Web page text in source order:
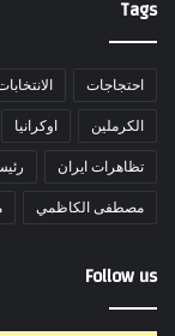
Tags
احتجاجات
الكرملين اوكرانيا
تظاهرات ايران
مصطفى الكاظمي
Follow us